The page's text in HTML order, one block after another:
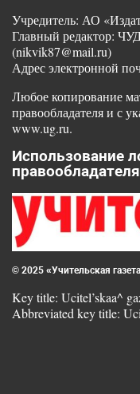
Учредитель: АО
Главный редактор:
(nikvik87@mail.ru)
Адрес электронной
Любое копирование
правообладателя и с
www.ug.ru.
Использование
© 2025 «Учительская
Key title: Ucitel’skaa^
Abbreviated key title: